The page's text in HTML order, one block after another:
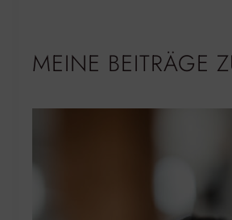
MEINE BEITRÄGE